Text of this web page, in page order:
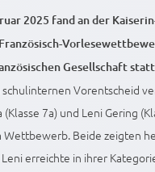
2025 fand an der
Gesellschaft
schulinternen Vorentscheid
7a) und Leni Gering
Wettbewerb. Beide zeigten
erreichte in ihrer